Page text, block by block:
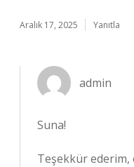
Aralık 17, 2025 Yanıtla
admin
Suna!
Teşekkür ederim,